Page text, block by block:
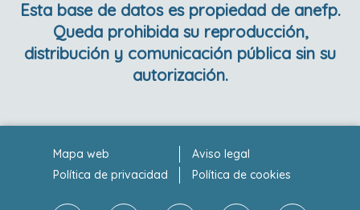
Esta base de datos es propiedad de anefp.
Queda prohibida su reproducción,
distribución y comunicación pública sin su
autorización.
Mapa web
Aviso legal
Política de privacidad
Política de cookies